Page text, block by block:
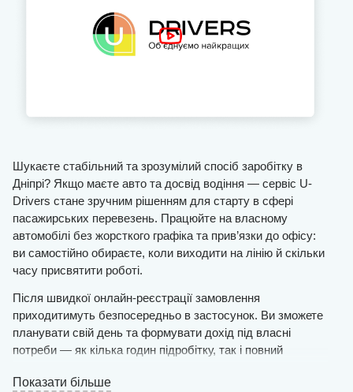
Шукаєте стабільний та зрозумілий спосіб заробітку в
Дніпрі? Якщо маєте авто та досвід водіння — сервіс U-
Drivers стане зручним рішенням для старту в сфері
пасажирських перевезень. Працюйте на власному
автомобілі без жорсткого графіка та прив’язки до офісу:
ви самостійно обираєте, коли виходити на лінію й скільки
часу присвятити роботі.
Після швидкої онлайн-реєстрації замовлення
приходитимуть безпосередньо в застосунок. Ви зможете
планувати свій день та формувати дохід під власні
потреби — як кілька годин підробітку, так і повний
Показати більше